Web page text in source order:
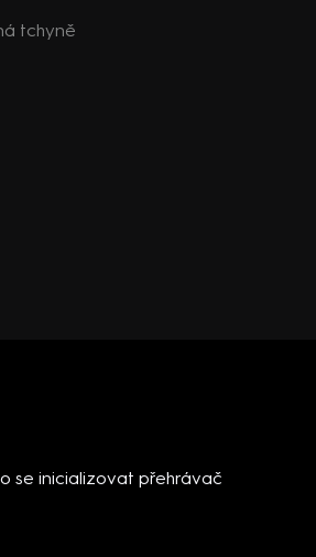
tchyně
se inicializovat přehrávač